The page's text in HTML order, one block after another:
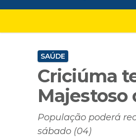
SAÚDE
Criciúma
Majestoso
População poderá
sábado (04)